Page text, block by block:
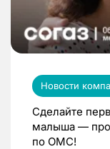
Новости
Сделайте
малыша —
по ОМС!